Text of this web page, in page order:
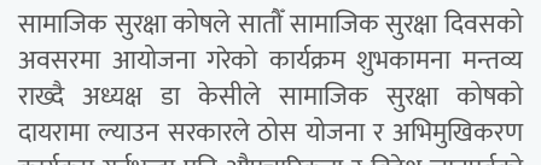
सामाजिक सुरक्षा कोषले सातौँ सामाजिक सुरक्षा दिवसको
अवसरमा आयोजना गरेको कार्यक्रम शुभकामना मन्तव्य
राख्दै अध्यक्ष डा केसीले सामाजिक सुरक्षा कोषको
दायरामा ल्याउन सरकारले ठोस योजना र अभिमुखिकरण